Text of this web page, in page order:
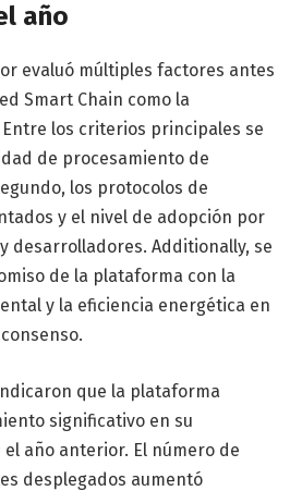
año
evaluó múltiples factores antes
Smart Chain como la
los criterios principales se
de procesamiento de
los protocolos de
y el nivel de adopción por
desarrolladores. Additionally, se
de la plataforma con la
y la eficiencia energética en
que la plataforma
significativo en su
año anterior. El número de
desplegados aumentó